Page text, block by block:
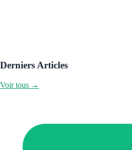
Derniers Articles
Voir tous →